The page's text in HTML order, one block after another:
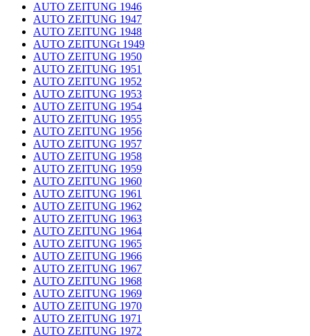
AUTO ZEITUNG 1946
AUTO ZEITUNG 1947
AUTO ZEITUNG 1948
AUTO ZEITUNGt 1949
AUTO ZEITUNG 1950
AUTO ZEITUNG 1951
AUTO ZEITUNG 1952
AUTO ZEITUNG 1953
AUTO ZEITUNG 1954
AUTO ZEITUNG 1955
AUTO ZEITUNG 1956
AUTO ZEITUNG 1957
AUTO ZEITUNG 1958
AUTO ZEITUNG 1959
AUTO ZEITUNG 1960
AUTO ZEITUNG 1961
AUTO ZEITUNG 1962
AUTO ZEITUNG 1963
AUTO ZEITUNG 1964
AUTO ZEITUNG 1965
AUTO ZEITUNG 1966
AUTO ZEITUNG 1967
AUTO ZEITUNG 1968
AUTO ZEITUNG 1969
AUTO ZEITUNG 1970
AUTO ZEITUNG 1971
AUTO ZEITUNG 1972